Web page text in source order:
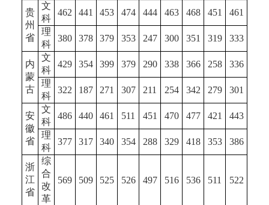
贵
州
省
文
科
462 441 453 474 444 463 468 451
461
理
科
380 378 379 353 247 300 351 319 333
内
蒙
古
文
科
429 354 399 379 290 338 366 258
336
理
科
322 187 271 307 211 254 342 279 301
安
徽
省
文
科
486 440 461 511 451 470 477 421
443
理
科
377 317 340 354 288 329 418 353 386
浙
江
省
综
合
改
革
569 509 525 526 497 516 536 511 522